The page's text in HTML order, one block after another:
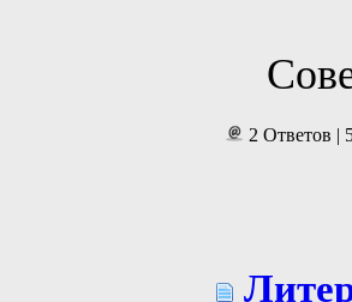
2 Ответов |